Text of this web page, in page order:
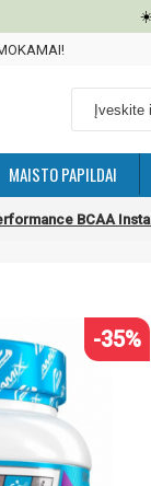
MAISTO PAPILDAI
BCAA
-35%